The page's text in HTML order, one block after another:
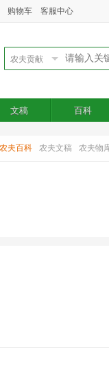
购物车 客服中心
文稿 百科
农夫百科 农夫文稿 农夫物